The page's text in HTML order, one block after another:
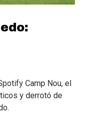
Camp Nou, el
y derrotó de